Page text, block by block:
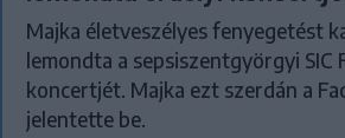
Majka életveszélyes fenyegetést
lemondta a sepsiszentgyörgyi
koncertjét. Majka ezt szerdán a
jelentette be.